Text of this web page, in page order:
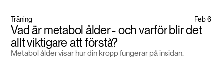
Träning Feb 6
Vad är metabol ålder - och varför blir det
allt viktigare att förstå?
Metabol ålder visar hur din kropp fungerar på insidan.